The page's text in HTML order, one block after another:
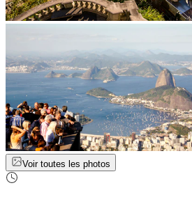
Voir toutes les photos